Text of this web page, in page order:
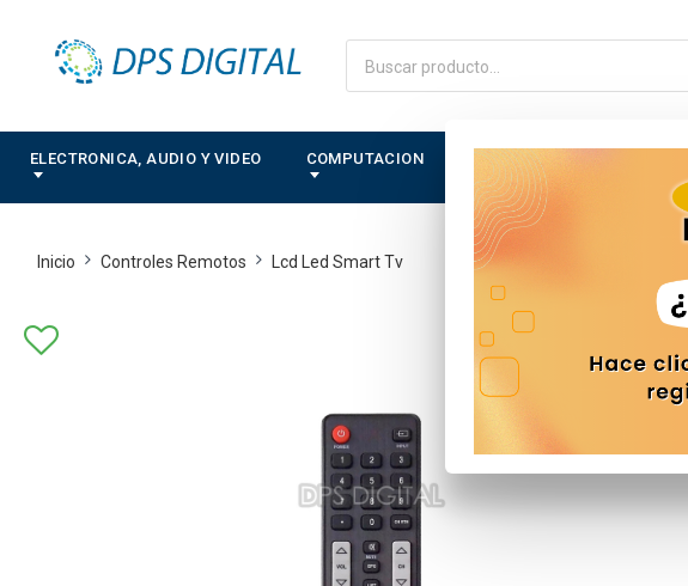
ELECTRONICA, AUDIO Y VIDEO COMPUTACION CONTROLES REMOTOS
Inicio Controles Remotos Lcd Led Smart Tv